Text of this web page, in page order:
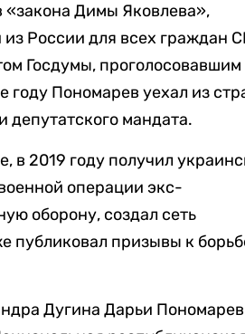
«закона Димы Яковлева»,
из России для всех граждан
Госдумы, проголосовавшим
Пономарев уехал из
мандата.
в 2019 году получил
операции экс-
оборону, создал сеть
публиковал призывы к
Дугина Дарьи